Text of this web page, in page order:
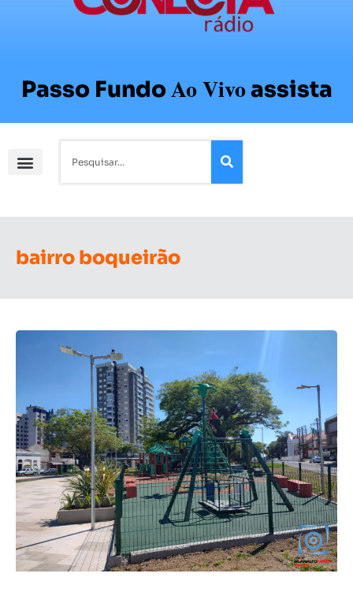
Passo FundoAo Vivoassista
bairro boqueirão